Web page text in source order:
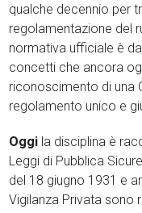
qualche decennio per
regolamentazione del
normativa ufficiale è
concetti che ancora
riconoscimento di una
regolamento unico e
Oggi la disciplina è
Leggi di Pubblica
del 18 giugno 1931 e
Vigilanza Privata sono